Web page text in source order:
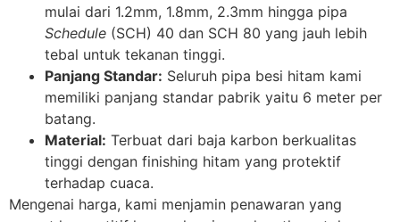
mulai dari 1.2mm, 1.8mm, 2.3mm hingga pipa
Schedule (SCH) 40 dan SCH 80 yang jauh lebih
tebal untuk tekanan tinggi.
Panjang Standar: Seluruh pipa besi hitam kami
memiliki panjang standar pabrik yaitu 6 meter per
batang.
Material: Terbuat dari baja karbon berkualitas
tinggi dengan finishing hitam yang protektif
terhadap cuaca.
Mengenai harga, kami menjamin penawaran yang